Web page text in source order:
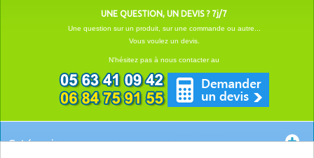
UNE QUESTION, UN DEVIS ? 7j/7
Une question sur un produit, sur une commande ou autre...
Vous voulez un devis.
N'hésitez pas à nous contacter au
Catégories